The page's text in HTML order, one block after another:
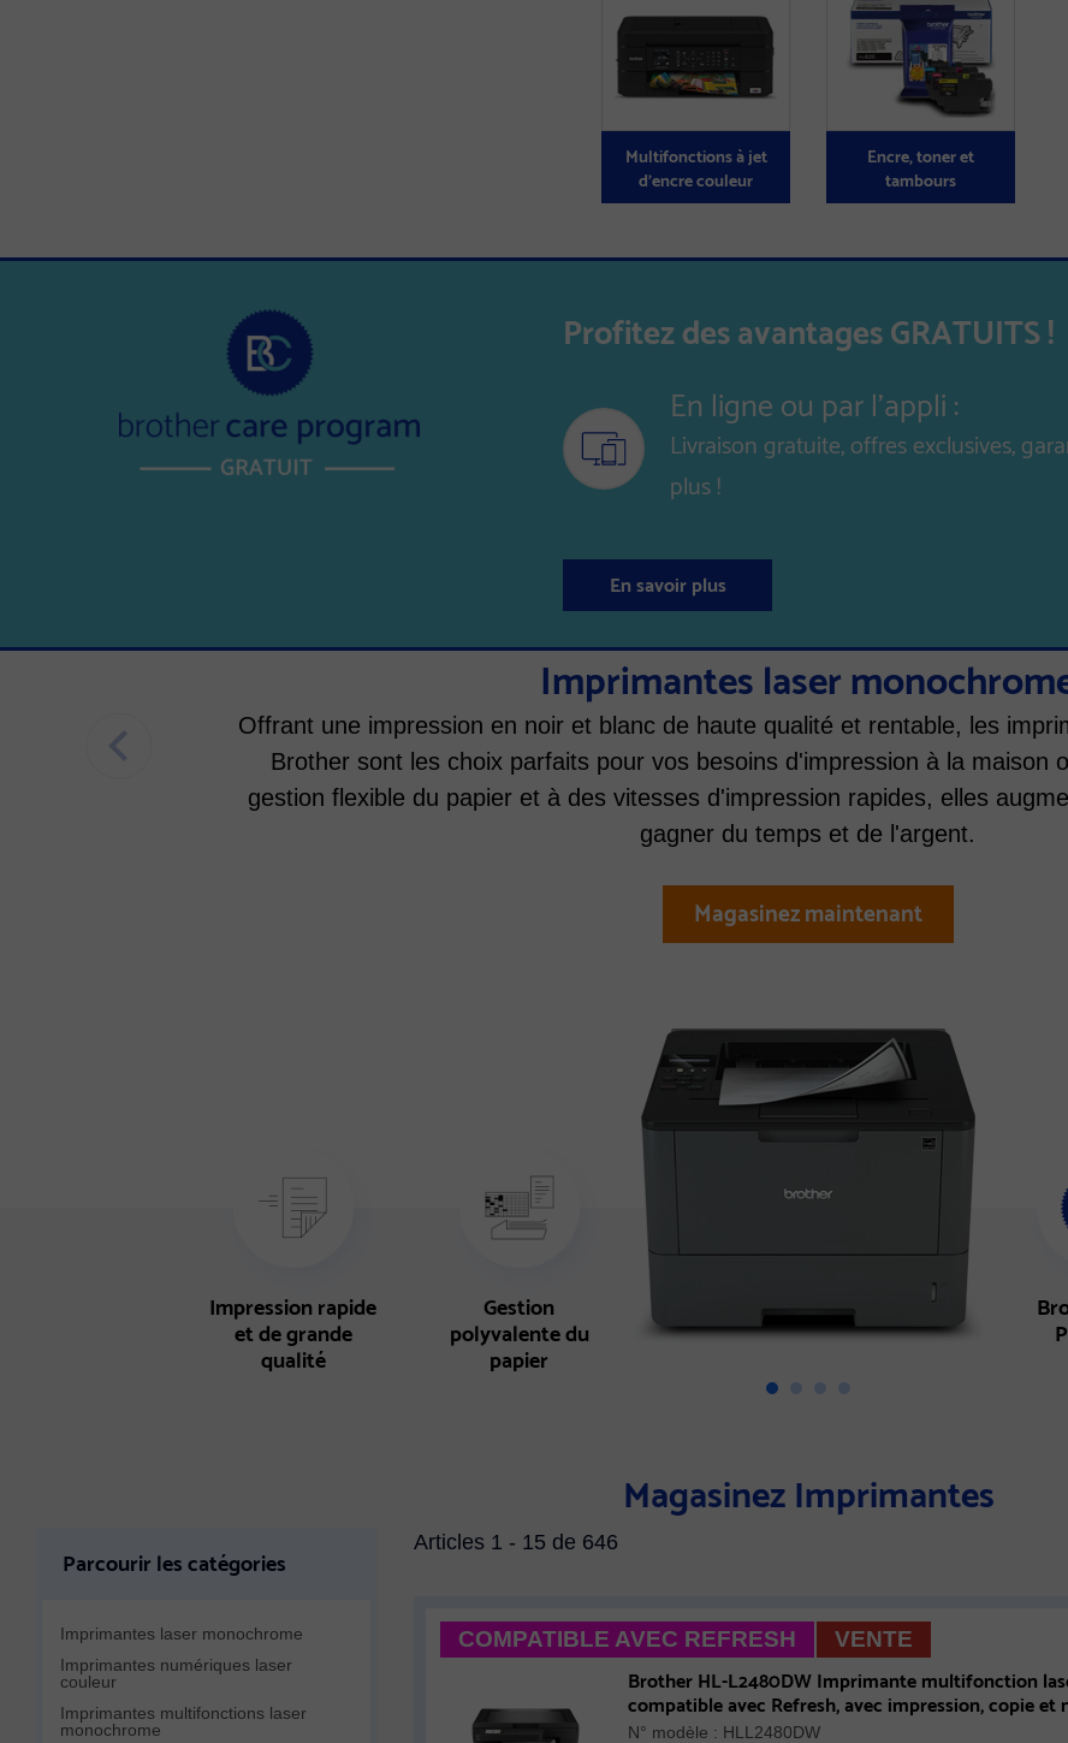
Multifonctions à jet
d'encre couleur
Encre, toner et
tambours
Profitez des avantages GRATUITS !
En ligne ou par l'appli :
Livraison gratuite, offres exclusives,
plus !
En savoir plus
Imprimantes laser
Offrant une impression en noir et blanc de haute qualité et rentable, les
Brother sont les choix parfaits pour vos besoins d'impression à la maison
gestion flexible du papier et à des vitesses d'impression rapides, elles
gagner du temps et de l'argent.
Magasinez maintenant
Impression rapide
et de grande
qualité
Gestion
polyvalente du
papier
Magasinez Imprimantes
Parcourir les catégories
Imprimantes laser monochrome
Imprimantes numériques laser
couleur
Imprimantes multifonctions laser
monochrome
Articles 1 - 15 de 646
COMPATIBLE AVEC REFRESH VENTE
Brother HL-L2480DW Imprimante multifonction
compatible avec Refresh, avec impression, copie
cartouche de 700 pages
N° modèle : HLL2480DW